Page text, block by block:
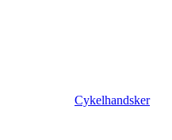
Cykelhandsker